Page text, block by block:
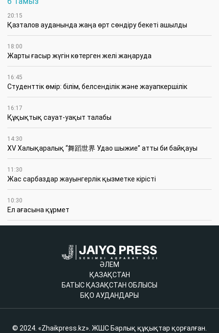
20:15
Қазталов ауданында жаңа өрт сөндіру бекеті ашылды
18:00
Жарты ғасыр жүгін көтерген желі жаңаруда
16:45
Студенттік өмір: білім, белсенділік және жауапкершілік
16:17
Құқықтық сауат-уақыт талабы
14:30
XV Халықаралық “舞蹈世界 Удао шыжие” атты би байқауы
11:30
Жас сарбаздар жауынгерлік қызметке кірісті
10:30
Ел ағасына құрмет
ӘЛЕМ
ҚАЗАҚСТАН
БАТЫС ҚАЗАҚСТАН ОБЛЫСЫ
БҚО АУДАНДАРЫ
© 2024. «Zhaikpress.kz». ЖШС Барлық құқықтар қорғалған.